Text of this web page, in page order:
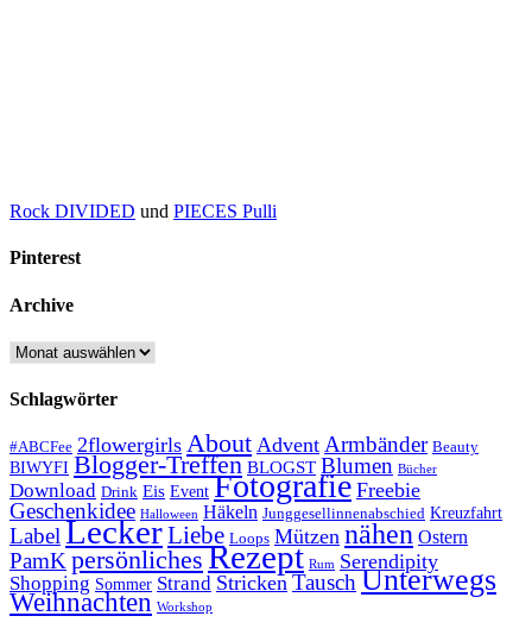
Rock DIVIDED und PIECES Pulli
Pinterest
Archive
Archive
Schlagwörter
#ABCFee 2flowergirls About Advent Armbänder Beauty
BIWYFI Blogger-Treffen BLOGST Blumen Bücher
Download Drink Eis Event Fotografie Freebie
Geschenkidee Halloween Häkeln Junggesellinnenabschied Kreuzfahrt
LabelLeckerLiebe Loops Mützen nähen Ostern
PamKpersönliches Rezept Rum Serendipity
Shopping Sommer Strand Stricken TauschUnterwegs
Weihnachten Workshop